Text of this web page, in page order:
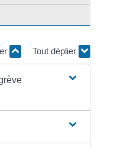
Tout déplier